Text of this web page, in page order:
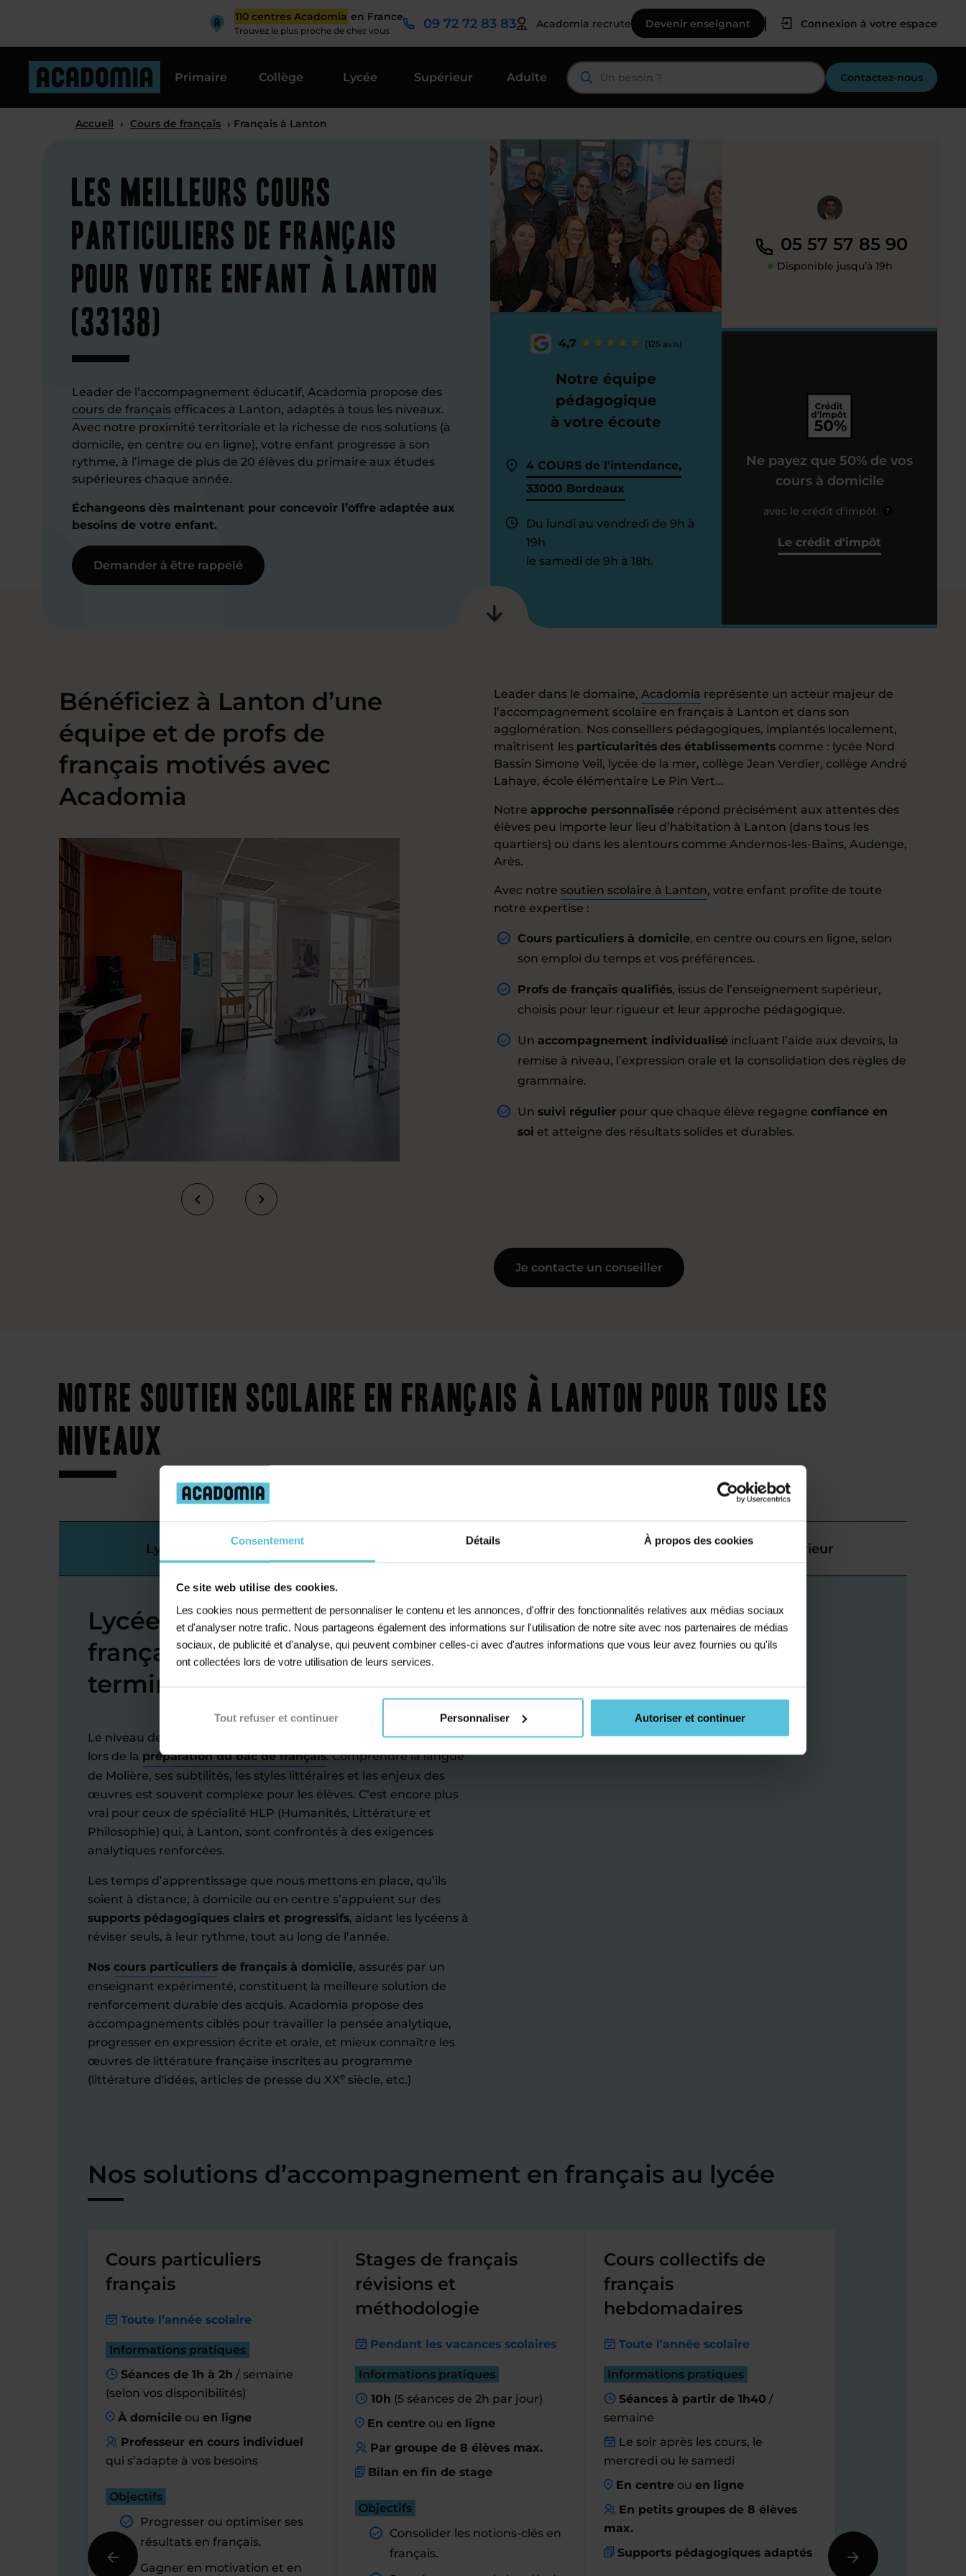
Consentement Détails À propos des cookies
Ce site web utilise des cookies.
Les cookies nous permettent de personnaliser le contenu et les annonces, d'offrir des fonctionnalités relatives aux médias sociaux
et d'analyser notre trafic. Nous partageons également des informations sur l'utilisation de notre site avec nos partenaires de médias
sociaux, de publicité et d'analyse, qui peuvent combiner celles-ci avec d'autres informations que vous leur avez fournies ou qu'ils
ont collectées lors de votre utilisation de leurs services.
Tout refuser et continuer Personnaliser Autoriser et continuer
110 centres Acadomia en France
Trouvez le plus proche de chez vous 09 72 72 83 83 Acadomia recrute Devenir enseignant Connexion à votre espace
Primaire Collège Lycée Supérieur Adulte Contactez-nous
Accueil › Cours de français › Français à Lanton
Les meilleurs cours
particuliers de français
pour votre enfant à Lanton
(33138)
Leader de l’accompagnement éducatif, Acadomia propose des
cours de français efficaces à Lanton, adaptés à tous les niveaux.
Avec notre proximité territoriale et la richesse de nos solutions (à
domicile, en centre ou en ligne), votre enfant progresse à son
rythme, à l’image de plus de 20 élèves du primaire aux études
supérieures chaque année.
Échangeons dès maintenant pour concevoir l’offre adaptée aux
besoins de votre enfant.
Demander à être rappelé
4,7 (125 avis)
Notre équipe
pédagogique
à votre écoute
4 COURS de l'intendance,
33000 Bordeaux
Du lundi au vendredi de 9h à
19h
le samedi de 9h à 18h.
05 57 57 85 90
Disponible jusqu’à 19h
Ne payez que 50% de vos
cours à domicile
avec le crédit d’impôt ?
Le crédit d'impôt
Bénéficiez à Lanton d’une
équipe et de profs de
français motivés avec
Acadomia
Leader dans le domaine, Acadomia représente un acteur majeur de
l’accompagnement scolaire en français à Lanton et dans son
agglomération. Nos conseillers pédagogiques, implantés localement,
maîtrisent les particularités des établissements comme : lycée Nord
Bassin Simone Veil, lycée de la mer, collège Jean Verdier, collège André
Lahaye, école élémentaire Le Pin Vert…
Notre approche personnalisée répond précisément aux attentes des
élèves peu importe leur lieu d’habitation à Lanton (dans tous les
quartiers) ou dans les alentours comme Andernos-les-Bains, Audenge,
Arès.
Avec notre soutien scolaire à Lanton, votre enfant profite de toute
notre expertise :
Cours particuliers à domicile, en centre ou cours en ligne, selon
son emploi du temps et vos préférences.
Profs de français qualifiés, issus de l’enseignement supérieur,
choisis pour leur rigueur et leur approche pédagogique.
Un accompagnement individualisé incluant l’aide aux devoirs, la
remise à niveau, l’expression orale et la consolidation des règles de
grammaire.
Un suivi régulier pour que chaque élève regagne confiance en
soi et atteigne des résultats solides et durables.
Je contacte un conseiller
Notre soutien scolaire en français à Lanton pour tous les
niveaux
Lycée Supérieur
Lycée à Lanton : renforcer son
français de la 2deà la
terminale, et réussir au bac
Le niveau de français attendu au lycée est élevé, en particulier
lors de la préparation du bac de français. Comprendre la langue
de Molière, ses subtilités, les styles littéraires et les enjeux des
œuvres est souvent complexe pour les élèves. C’est encore plus
vrai pour ceux de spécialité HLP (Humanités, Littérature et
Philosophie) qui, à Lanton, sont confrontés à des exigences
analytiques renforcées.
Les temps d’apprentissage que nous mettons en place, qu’ils
soient à distance, à domicile ou en centre s’appuient sur des
supports pédagogiques clairs et progressifs, aidant les lycéens à
réviser seuls, à leur rythme, tout au long de l’année.
Nos cours particuliers de français à domicile, assurés par un
enseignant expérimenté, constituent la meilleure solution de
renforcement durable des acquis. Acadomia propose des
accompagnements ciblés pour travailler la pensée analytique,
progresser en expression écrite et orale, et mieux connaître les
œuvres de littérature française inscrites au programme
(littérature d'idées, articles de presse du XXe siècle, etc.)
Nos solutions d’accompagnement en français au lycée
Cours particuliers
français
Toute l’année scolaire
Informations pratiques
Séances de 1h à 2h / semaine
(selon vos disponibilités)
À domicileou en ligne
Professeur en cours individuel
qui s’adapte à vos besoins
Objectifs
Progresser ou optimiser ses
résultats en français.
Gagner en motivation et en
Stages de français
révisions et
méthodologie
Pendant les vacances scolaires
Informations pratiques
10h (5 séances de 2h par jour)
En centreou en ligne
Par groupe de 8 élèves max.
Bilan en fin de stage
Objectifs
Consolider les notions-clés en
français.
Cours collectifs de
français
hebdomadaires
Toute l’année scolaire
Informations pratiques
Séances à partir de 1h40 /
semaine
Le soir après les cours, le
mercredi ou le samedi
En centre ouen ligne
En petits groupes de 8 élèves
max.
Supports pédagogiques adaptés